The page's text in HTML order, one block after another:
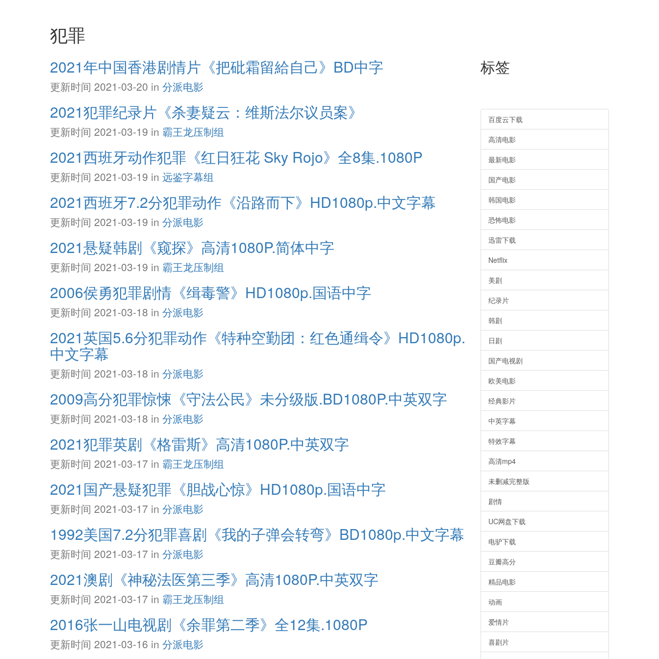
犯罪
2021年中国香港剧情片《把砒霜留給自己》BD中字
更新时间 2021-03-20 in 分派电影
2021犯罪纪录片《杀妻疑云：维斯法尔议员案》
更新时间 2021-03-19 in 霸王龙压制组
2021西班牙动作犯罪《红日狂花 Sky Rojo》全8集.1080P
更新时间 2021-03-19 in 远鉴字幕组
2021西班牙7.2分犯罪动作《沿路而下》HD1080p.中文字幕
更新时间 2021-03-19 in 分派电影
2021悬疑韩剧《窥探》高清1080P.简体中字
更新时间 2021-03-19 in 霸王龙压制组
2006侯勇犯罪剧情《缉毒警》HD1080p.国语中字
更新时间 2021-03-18 in 分派电影
2021英国5.6分犯罪动作《特种空勤团：红色通缉令》HD1080p.
中文字幕
更新时间 2021-03-18 in 分派电影
2009高分犯罪惊悚《守法公民》未分级版.BD1080P.中英双字
更新时间 2021-03-18 in 分派电影
2021犯罪英剧《格雷斯》高清1080P.中英双字
更新时间 2021-03-17 in 霸王龙压制组
2021国产悬疑犯罪《胆战心惊》HD1080p.国语中字
更新时间 2021-03-17 in 分派电影
1992美国7.2分犯罪喜剧《我的子弹会转弯》BD1080p.中文字幕
更新时间 2021-03-17 in 分派电影
2021澳剧《神秘法医第三季》高清1080P.中英双字
更新时间 2021-03-17 in 霸王龙压制组
2016张一山电视剧《余罪第二季》全12集.1080P
更新时间 2021-03-16 in 分派电影
标签
百度云下载
高清电影
最新电影
国产电影
韩国电影
恐怖电影
迅雷下载
Netflix
美剧
纪录片
韩剧
日剧
国产电视剧
欧美电影
经典影片
中英字幕
特效字幕
高清mp4
未删减完整版
剧情
UC网盘下载
电驴下载
豆瓣高分
精品电影
动画
爱情片
喜剧片